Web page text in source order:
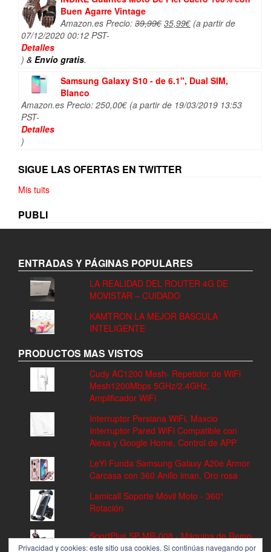
Buen Agarre Vintage
Amazon.es Precio: 39,99€ El
35,99€El(a partir de
07/12/2020 00:12 PST-
Detalles
) & Envío gratis.
Samsung Galaxy S10 - de 6.1", Dual SIM,
Blanco
Amazon.es Precio: 250,00€ (a partir de 19/03/2019 13:53
PST-
Detalles
)
SIGUE LAS OFERTAS EN TWITTER
Mis tuits
PUBLI
ENTRADAS Y PÁGINAS POPULARES
LA REALIDAD DEL ROUTER 4G DE
MOVISTAR – CUIDADO
KAMTRON LA MEJOR BASCULA
INTELIGENTE
PRODUCTOS MAS VISTOS
Cudy AC1200 Mesh- Repetidor de WiFi
Mesh1200Mbps 5GHz/2.4GHz,
Amplificador WiFi
Interruptor Persiana WiFi, Maxcio
Interruptor Pared WiFi Compatible con
Alexa y Google Home, Control de APP
LeYi Funda Samsung Galaxy A20e Armor
Carcasa con 360 Anillo iman, Oro rosa
Lamicall Soporte Móvil Moto - 360°
Rotación
SportPlus SP-MR-008 - Máquina de Remo
Fitness, Volante de Inercia de 8 kg, 8
Privacidad y cookies: este sitio usa cookies. Si continúas navegando por